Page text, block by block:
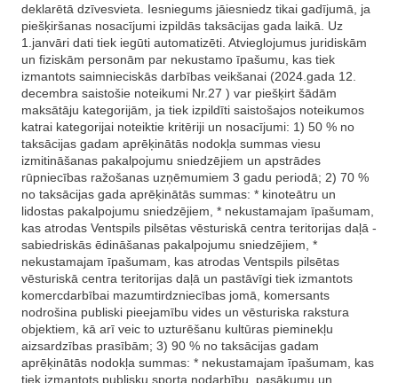
deklarētā dzīvesvieta. Iesniegums jāiesniedz tikai gadījumā, ja
piešķiršanas nosacījumi izpildās taksācijas gada laikā. Uz
1.janvāri dati tiek iegūti automatizēti. Atvieglojumus juridiskām
un fiziskām personām par nekustamo īpašumu, kas tiek
izmantots saimnieciskās darbības veikšanai (2024.gada 12.
decembra saistošie noteikumi Nr.27 ) var piešķirt šādām
maksātāju kategorijām, ja tiek izpildīti saistošajos noteikumos
katrai kategorijai noteiktie kritēriji un nosacījumi: 1) 50 % no
taksācijas gadam aprēķinātās nodokļa summas viesu
izmitināšanas pakalpojumu sniedzējiem un apstrādes
rūpniecības ražošanas uzņēmumiem 3 gadu periodā; 2) 70 %
no taksācijas gada aprēķinātās summas: * kinoteātru un
lidostas pakalpojumu sniedzējiem, * nekustamajam īpašumam,
kas atrodas Ventspils pilsētas vēsturiskā centra teritorijas daļā -
sabiedriskās ēdināšanas pakalpojumu sniedzējiem, *
nekustamajam īpašumam, kas atrodas Ventspils pilsētas
vēsturiskā centra teritorijas daļā un pastāvīgi tiek izmantots
komercdarbībai mazumtirdzniecības jomā, komersants
nodrošina publiski pieejamību vides un vēsturiska rakstura
objektiem, kā arī veic to uzturēšanu kultūras pieminekļu
aizsardzības prasībām; 3) 90 % no taksācijas gadam
aprēķinātās nodokļa summas: * nekustamajam īpašumam, kas
tiek izmantots publisku sporta nodarbību, pasākumu un